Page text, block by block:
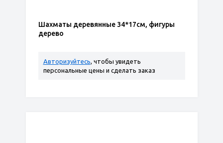
Шахматы деревянные 34*17см, фигуры
дерево
Авторизуйтесь, чтобы увидеть
персональные цены и сделать заказ